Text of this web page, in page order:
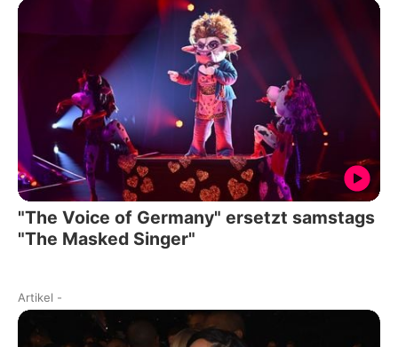
"The Voice of Germany" ersetzt samstags
"The Masked Singer"
Artikel -